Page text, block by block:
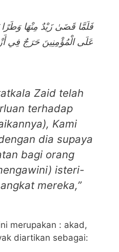
فَلَمَّا قَضَىٰ زَيْدٌ مِنْهَا وَطَرًا
عَلَى الْمُؤْمِنِينَ حَرَجٌ فِي
Zaid telah
terhadap
Kami
dia supaya
bagi orang
isteri-
mereka,”
merupakan : akad,
diartikan sebagai: